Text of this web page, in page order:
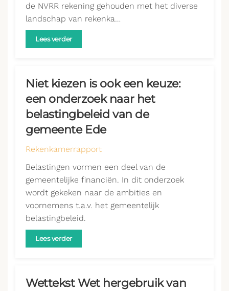
de NVRR rekening gehouden met het diverse
landschap van rekenka…
Lees verder
Niet kiezen is ook een keuze:
een onderzoek naar het
belastingbeleid van de
gemeente Ede
Rekenkamerrapport
Belastingen vormen een deel van de
gemeentelijke financiën. In dit onderzoek
wordt gekeken naar de ambities en
voornemens t.a.v. het gemeentelijk
belastingbeleid.
Lees verder
Wettekst Wet hergebruik van